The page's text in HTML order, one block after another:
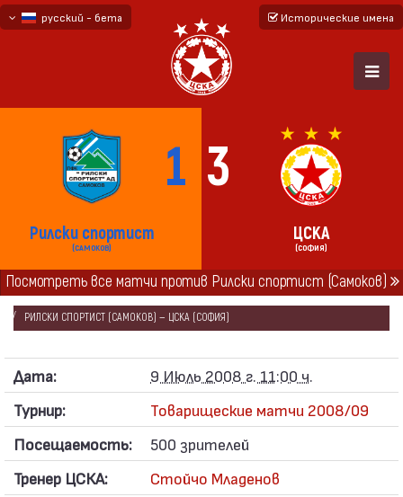
русский - бета
Исторические имена
1 3
Рилски спортист
(САМОКОВ)
ЦСКА
(СОФИЯ)
Посмотреть все матчи против Рилски спортист (Самоков)
ГЛАВНАЯ СЕЗОНЫ 2008/09
ТОВАРИЩЕСКИЕ МАТЧИ 2008/09
РИЛСКИ СПОРТИСТ (САМОКОВ) — ЦСКА (СОФИЯ)
Дата:
9 Июль 2008 г. 11:00 ч.
Турнир:
Товарищеские матчи 2008/09
Посещаемость:
500 зрителей
Тренер ЦСКА:
Стойчо Младенов